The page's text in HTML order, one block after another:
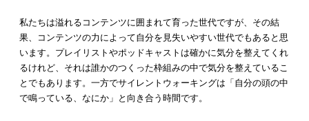
私たちは溢れるコンテンツに囲まれて育った世代ですが、その結
果、コンテンツの力によって自分を見失いやすい世代でもあると思
います。プレイリストやポッドキャストは確かに気分を整えてくれ
るけれど、それは誰かのつくった枠組みの中で気分を整えているこ
とでもあります。一方でサイレントウォーキングは「自分の頭の中
で鳴っている、なにか」と向き合う時間です。